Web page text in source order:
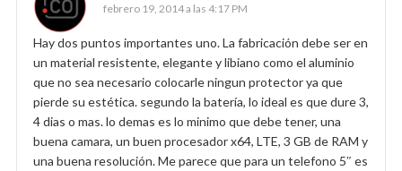
febrero 19, 2014 a las 4:17 PM
Hay dos puntos importantes uno. La fabricación debe ser en
un material resistente, elegante y libiano como el aluminio
que no sea necesario colocarle ningun protector ya que
pierde su estética. segundo la batería, lo ideal es que dure 3,
4 dias o mas. lo demas es lo minimo que debe tener, una
buena camara, un buen procesador x64, LTE, 3 GB de RAM y
una buena resolución. Me parece que para un telefono 5″ es